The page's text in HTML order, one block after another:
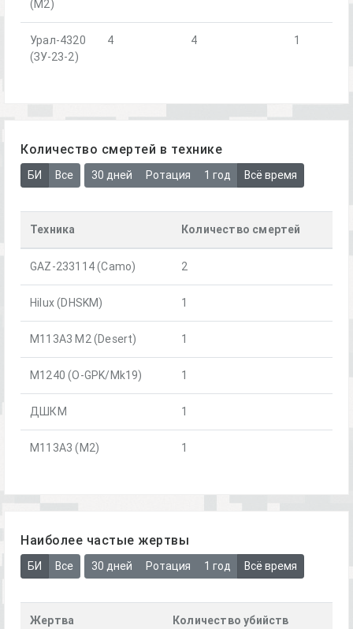
(М2)
Урал-4320
(ЗУ-23-2)
4 4 1
Количество смертей в технике
БИ Все 30 дней Ротация 1 год Всё время
Техника Количество смертей
GAZ-233114 (Camo) 2
Hilux (DHSKM) 1
M113A3 M2 (Desert) 1
M1240 (O-GPK/Mk19) 1
ДШКМ 1
М113А3 (М2) 1
Наиболее частые жертвы
БИ Все 30 дней Ротация 1 год Всё время
Жертва Количество убийств